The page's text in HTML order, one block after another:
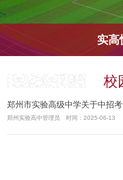
实高
校
郑州市实验高级中学关于中招
郑州实验高中管理员 时间：2025-06-13